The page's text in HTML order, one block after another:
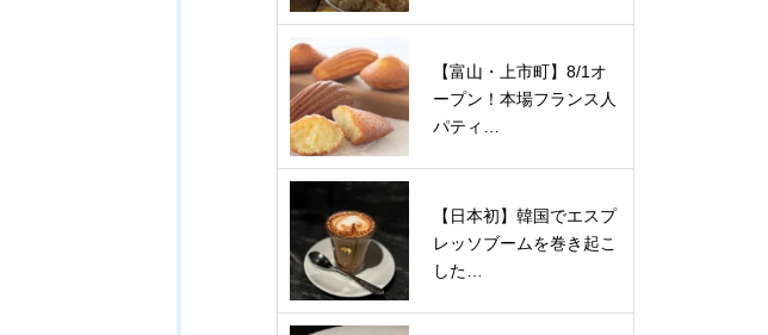
【富山・上市町】8/1オ
ープン！本場フランス人
パティ…
【日本初】韓国でエスプ
レッソブームを巻き起こ
した…